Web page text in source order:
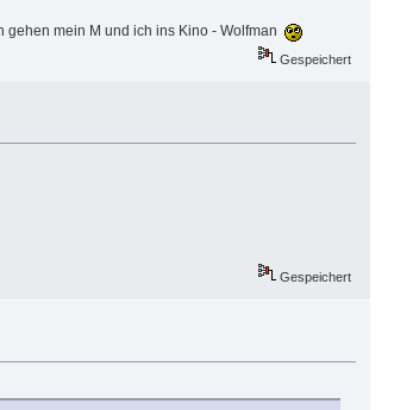
mein M und ich ins Kino - Wolfman
Gespeichert
Gespeichert